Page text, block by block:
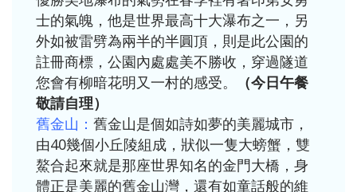
士的氣魄，他是世界最高十大瀑布之一，另
外如被雷劈為兩半的半圓頂，則是此公園的
註冊商標，公園內處處美不勝收，穿過隧道
您會有柳暗花明又一村的感受。
（今日午餐
敬請自理）
舊金山： 舊金山是個如詩如夢的美麗城市，
由40幾個小丘陵組成，狀似一隻大螃蟹，雙
鰲合起來就是那座世界知名的金門大橋，身
體正是美麗的舊金山灣，還有如童話般的維